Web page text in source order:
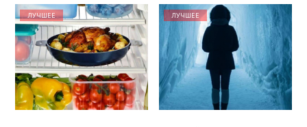
ЛУЧШЕЕ ЛУЧШЕЕ